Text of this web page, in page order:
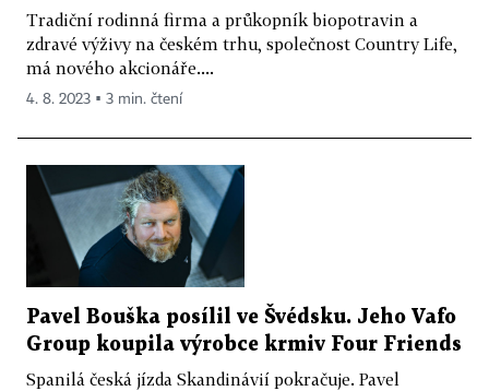
Tradiční rodinná firma a průkopník biopotravin a
zdravé výživy na českém trhu, společnost Country Life,
má nového akcionáře....
4. 8. 2023 ▪ 3 min. čtení
Pavel Bouška posílil ve Švédsku. Jeho Vafo
Group koupila výrobce krmiv Four Friends
Spanilá česká jízda Skandinávií pokračuje. Pavel